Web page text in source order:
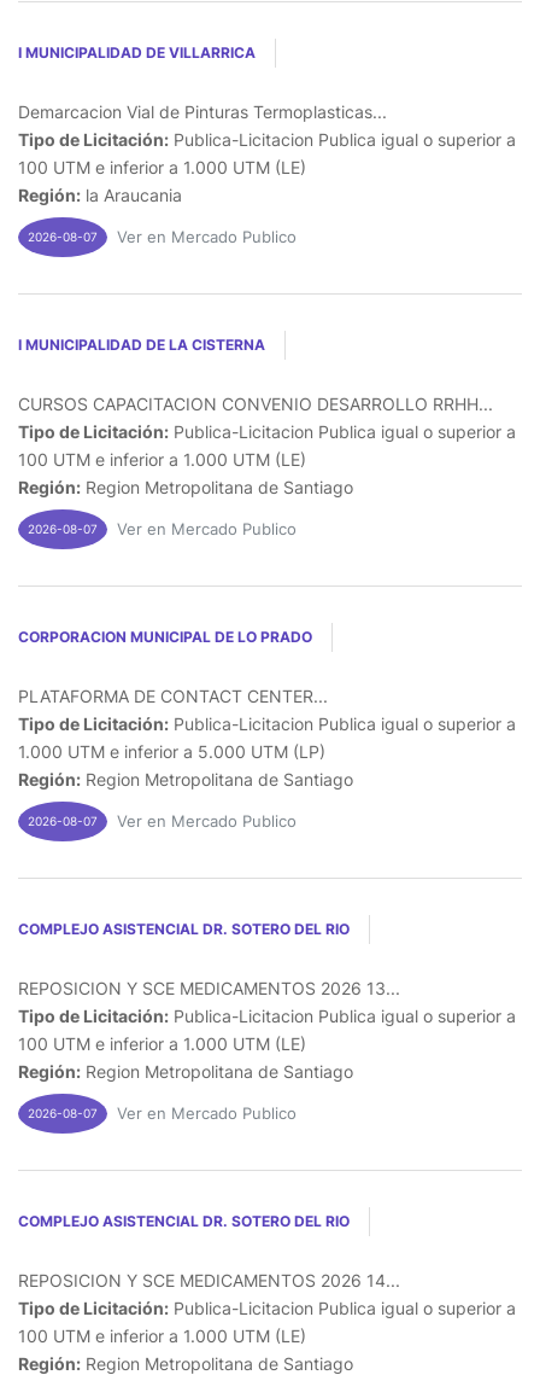
I MUNICIPALIDAD DE VILLARRICA
Demarcacion Vial de Pinturas Termoplasticas...
Tipo de Licitación: Publica-Licitacion Publica igual o superior a
100 UTM e inferior a 1.000 UTM (LE)
Región: la Araucania
2026-08-07 Ver en Mercado Publico
I MUNICIPALIDAD DE LA CISTERNA
CURSOS CAPACITACION CONVENIO DESARROLLO RRHH...
Tipo de Licitación: Publica-Licitacion Publica igual o superior a
100 UTM e inferior a 1.000 UTM (LE)
Región: Region Metropolitana de Santiago
2026-08-07 Ver en Mercado Publico
CORPORACION MUNICIPAL DE LO PRADO
PLATAFORMA DE CONTACT CENTER...
Tipo de Licitación: Publica-Licitacion Publica igual o superior a
1.000 UTM e inferior a 5.000 UTM (LP)
Región: Region Metropolitana de Santiago
2026-08-07 Ver en Mercado Publico
COMPLEJO ASISTENCIAL DR. SOTERO DEL RIO
REPOSICION Y SCE MEDICAMENTOS 2026 13...
Tipo de Licitación: Publica-Licitacion Publica igual o superior a
100 UTM e inferior a 1.000 UTM (LE)
Región: Region Metropolitana de Santiago
2026-08-07 Ver en Mercado Publico
COMPLEJO ASISTENCIAL DR. SOTERO DEL RIO
REPOSICION Y SCE MEDICAMENTOS 2026 14...
Tipo de Licitación: Publica-Licitacion Publica igual o superior a
100 UTM e inferior a 1.000 UTM (LE)
Región: Region Metropolitana de Santiago